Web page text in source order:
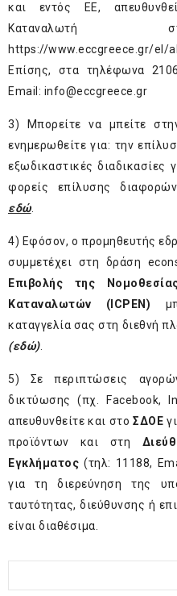
και εντός ΕΕ,
Καταναλωτή
https://www.eccgreece.gr/el/
Επίσης, στα τηλέφωνα
Email: info@eccgreece.gr
3) Μπορείτε να μπείτε
ενημερωθείτε για: την
εξωδικαστικές διαδικασίες
φορείς επίλυσης
εδώ.
4) Εφόσον, ο προμηθευτής
συμμετέχει στη δράση
Επιβολής της
Καταναλωτών (ICPEN)
καταγγελία σας στη διεθνή
(εδώ).
5) Σε περιπτώσεις
δικτύωσης (πχ. Facebook,
απευθυνθείτε και στοΣΔΟΕ
προϊόντων και στη
Εγκλήματος (τηλ: 11188,
για τη διερεύνηση της
ταυτότητας, διεύθυνσης ή
είναι διαθέσιμα.